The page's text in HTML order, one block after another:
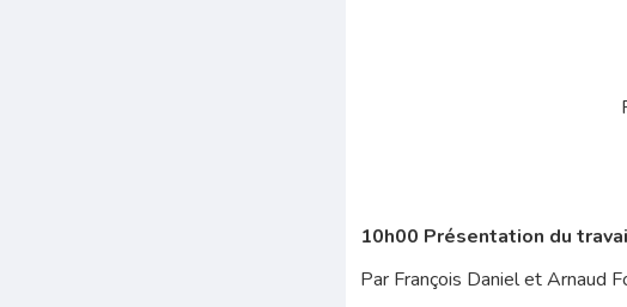
10h00 Présentation du
Par François Daniel et Arnaud